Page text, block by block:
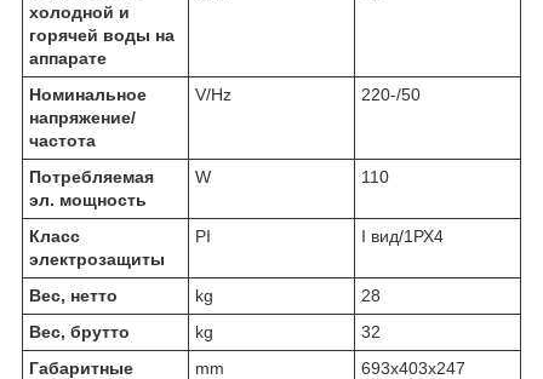
холодной и
горячей воды на
аппарате
Номинальное
напряжение/
частота
V/Hz 220-/50
Потребляемая
эл. мощность
W 110
Класс
электрозащиты
PI I вид/1РХ4
Вес, нетто kg
28
Вес, брутто
kg
32
Габаритные
mm 693x403x247